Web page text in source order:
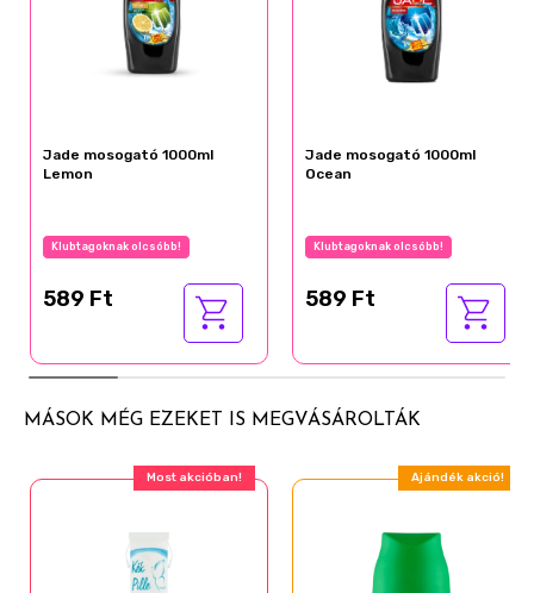
Jade mosogató 1000ml
Lemon
Klubtagoknak olcsóbb!
589 Ft
Jade mosogató 1000ml
Ocean
Klubtagoknak olcsóbb!
589 Ft
MÁSOK MÉG EZEKET IS MEGVÁSÁROLTÁK
Most akcióban! Ajándék akció!